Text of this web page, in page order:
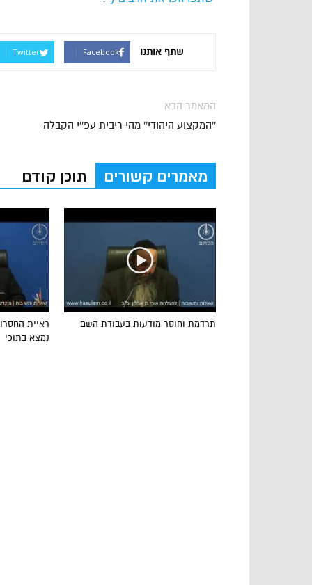
שתף אותנו Facebook
Twitter
המאמר הבא
''המקצוע היהודי'' מהי ריבית עפ''י הקבלה
מאמרים קשורים תוכן קודם
ראיית
נמצא בתוכי
תרדמת וחוסר מודעות בעבודת השם